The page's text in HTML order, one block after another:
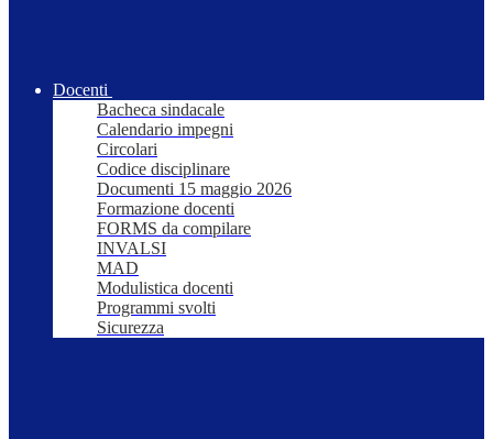
Docenti
Bacheca sindacale
Calendario impegni
Circolari
Codice disciplinare
Documenti 15 maggio 2026
Formazione docenti
FORMS da compilare
INVALSI
MAD
Modulistica docenti
Programmi svolti
Sicurezza